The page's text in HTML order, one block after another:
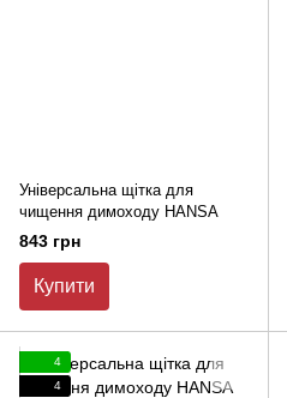
Універсальна щітка для
чищення димоходу HANSA
843 грн
Купити
4
4